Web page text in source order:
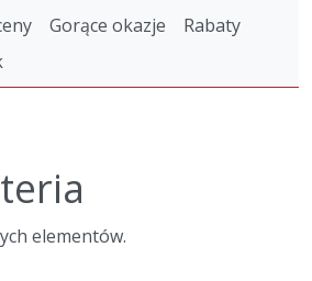
Gorące okazje
Rabaty
elementów.